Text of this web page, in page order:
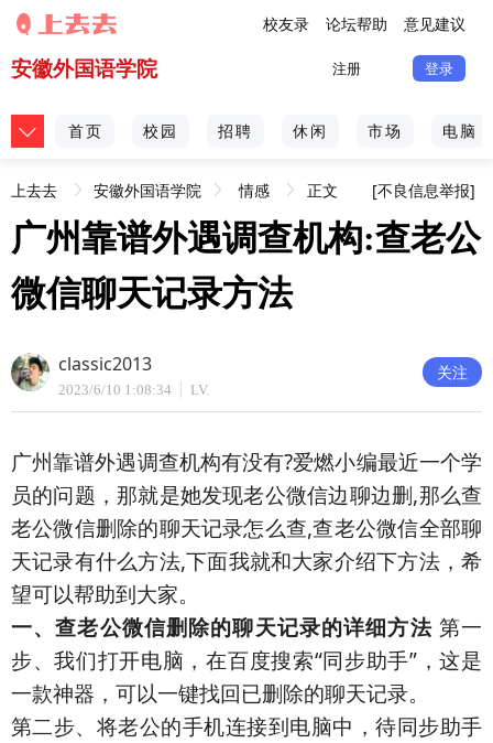
校友录 论坛帮助 意见建议
安徽外国语学院 注册 登录
首页 校园 招聘 休闲 市场 电脑
上去去 安徽外国语学院 情感 正文 [不良信息举报]
广州靠谱外遇调查机构:查老公
微信聊天记录方法
classic2013
2023/6/10 1:08:34 LV.
关注
广州靠谱外遇调查机构有没有?爱燃小编最近一个学
员的问题，那就是她发现老公微信边聊边删,那么查
老公微信删除的聊天记录怎么查,查老公微信全部聊
天记录有什么方法,下面我就和大家介绍下方法，希
望可以帮助到大家。
一、查老公微信删除的聊天记录的详细方法第一
步、我们打开电脑，在百度搜索“同步助手”，这是
一款神器，可以一键找回已删除的聊天记录。
第二步、将老公的手机连接到电脑中，待同步助手